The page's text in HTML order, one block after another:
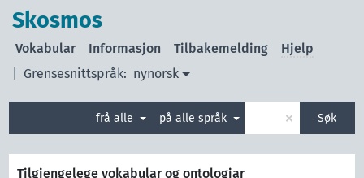
Skosmos
Grensesnittspråk: nynorsk
Vokabular Informasjon Tilbakemelding Hjelp
frå alle på alle språk × Søk
Tilgjengelege vokabular og ontologiar